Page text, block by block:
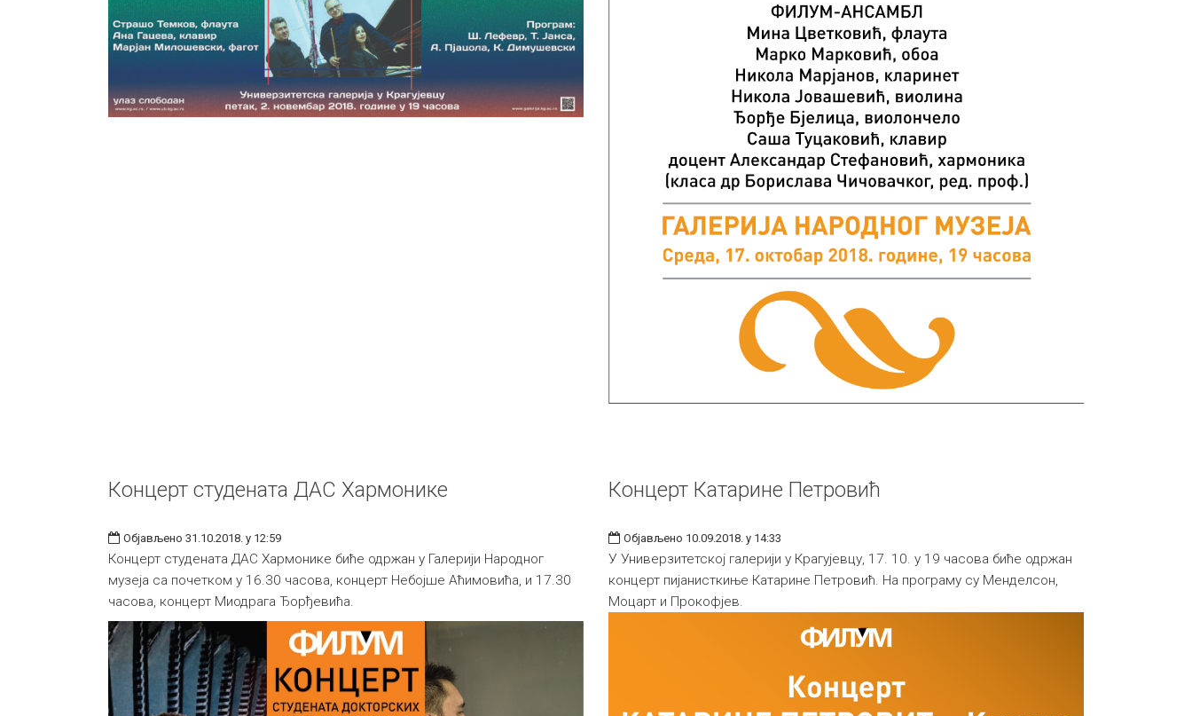
Концерт студената ДАС Хармонике
Објављено 31.10.2018. у 12:59
Концерт студената ДАС Хармонике биће одржан у Галерији Народног
музеја са почетком у 16.30 часова, концерт Небојше Аћимовића, и 17.30
часова, концерт Миодрага Ђорђевића.
Концерт Катарине Петровић
Објављено 10.09.2018. у 14:33
У Универзитетској галерији у Крагујевцу, 17. 10. у 19 часова биће одржан
концерт пијанисткиње Катарине Петровић. На програму су Менделсон,
Моцарт и Прокофјев.